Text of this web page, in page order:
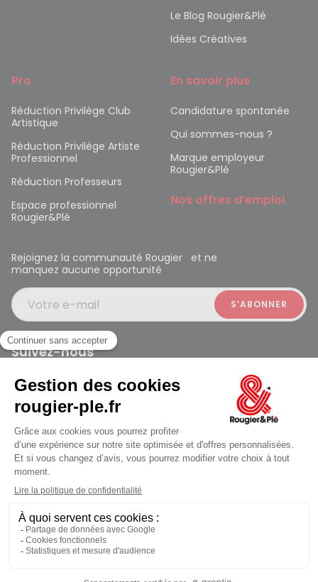
jusqu'au Vendredi à 09:30
Le Blog Rougier&Plé
Idées Créatives
Pro
Réduction Privilège Club
Artistique
Réduction Privilège Artiste
Professionnel
Réduction Professeurs
Espace professionnel
Rougier&Plé
En savoir plus
Candidature spontanée
Qui sommes-nous ?
Marque employeur
Rougier&Plé
Nos offres d’emploi
Rejoignez la communauté Rougier et ne
manquez aucune opportunité
Votre e-mail
Suivez-nous
Rougier et Plé 2024 Copyright
Mentions légales
Conditions générales des ventes
Données personnelles
Paiement sécurisé